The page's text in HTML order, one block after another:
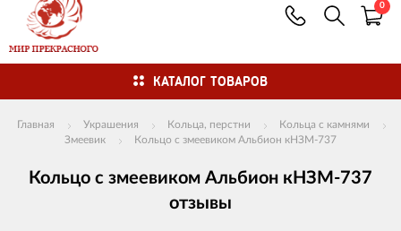
0
КАТАЛОГ ТОВАРОВ
Главная Украшения Кольца, перстни
Кольца с камнями
Змеевик
Кольцо с змеевиком Альбион кНЗМ-737
Кольцо с змеевиком Альбион кНЗМ-737
отзывы